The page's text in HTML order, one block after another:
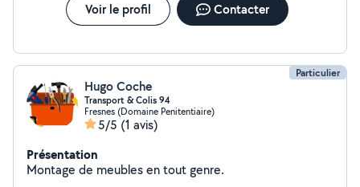
Voir le profil Contacter
Particulier
Hugo Coche
Transport & Colis 94
Fresnes (Domaine Penitentiaire)
5/5 (1 avis)
Présentation
Montage de meubles en tout genre.